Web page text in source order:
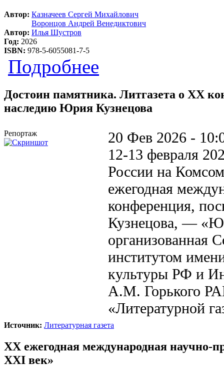
Автор: Казначеев Сергей Михайлович
Воронцов Андрей Венедиктович
Автор: Илья Шустров
Год: 2026
ISBN: 978-5-6055081-7-5
Подробнее
Достоин памятника. Литгазета о XX
наследию Юрия Кузнецова
Репортаж
20 Фев 2026 -
12-13 февраля
России на
ежегодная
конференция,
Кузнецова, —
организованная
институтом
культуры РФ и
А.М. Горького
«Литературной
Источник: Литературная газета
XX ежегодная международная
XXI век»